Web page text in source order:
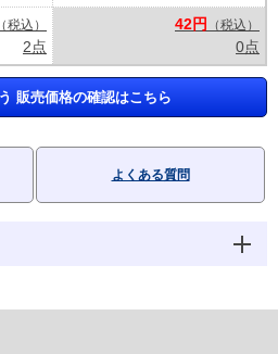
（税込）
2点
42円
（税込）
0点
販売価格の確認はこちら
よくある質問